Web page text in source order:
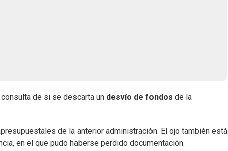
de si se descarta un desvío de fondos de la
de la anterior administración. El ojo también está
en el que pudo haberse perdido documentación.